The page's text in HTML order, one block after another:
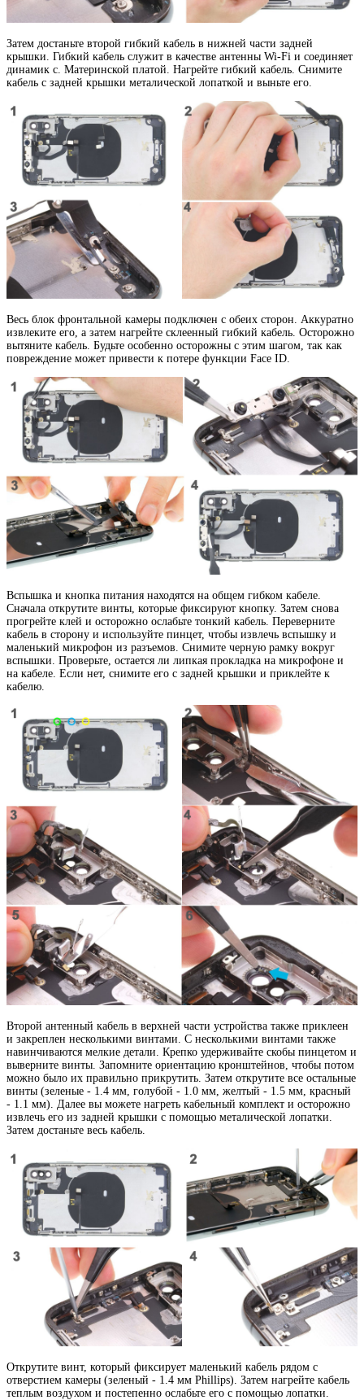
Затем достаньте второй гибкий кабель в нижней части задней
крышки. Гибкий кабель служит в качестве антенны Wi-Fi и соединяет
динамик с. Материнской платой. Нагрейте гибкий кабель. Снимите
кабель с задней крышки металической лопаткой и выньте его.
Весь блок фронтальной камеры подключен с обеих сторон. Аккуратно
извлеките его, а затем нагрейте склеенный гибкий кабель. Осторожно
вытяните кабель. Будьте особенно осторожны с этим шагом, так как
повреждение может привести к потере функции Face ID.
Вспышка и кнопка питания находятся на общем гибком кабеле.
Сначала открутите винты, которые фиксируют кнопку. Затем снова
прогрейте клей и осторожно ослабьте тонкий кабель. Переверните
кабель в сторону и используйте пинцет, чтобы извлечь вспышку и
маленький микрофон из разъемов. Снимите черную рамку вокруг
вспышки. Проверьте, остается ли липкая прокладка на микрофоне и
на кабеле. Если нет, снимите его с задней крышки и приклейте к
кабелю.
Второй антенный кабель в верхней части устройства также приклеен
и закреплен несколькими винтами. С несколькими винтами также
навинчиваются мелкие детали. Крепко удерживайте скобы пинцетом и
выверните винты. Запомните ориентацию кронштейнов, чтобы потом
можно было их правильно прикрутить. Затем открутите все остальные
винты (зеленые - 1.4 мм, голубой - 1.0 мм, желтый - 1.5 мм, красный
- 1.1 мм). Далее вы можете нагреть кабельный комплект и осторожно
извлечь его из задней крышки с помощью металической лопатки.
Затем достаньте весь кабель.
Открутите винт, который фиксирует маленький кабель рядом с
отверстием камеры (зеленый - 1.4 мм Phillips). Затем нагрейте кабель
теплым воздухом и постепенно ослабьте его с помощью лопатки.